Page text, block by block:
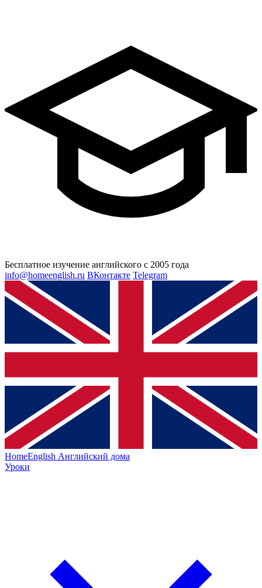
Бесплатное изучение английского с 2005 года
info@homeenglish.ru ВКонтакте Telegram
HomeEnglish Английский дома
Уроки